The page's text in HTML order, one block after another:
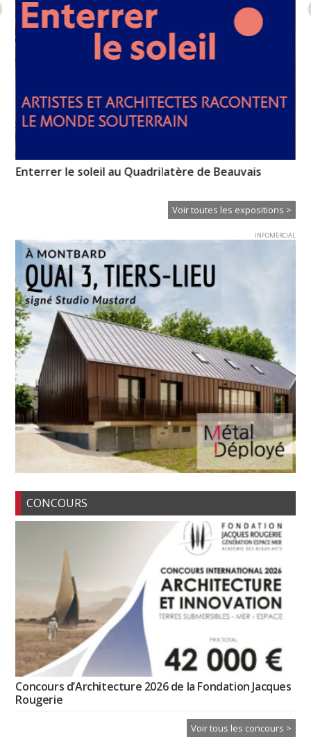
Enterrer le soleil au Quadrilatère de Beauvais
Voir toutes les expositions >
INFOMERCIAL
CONCOURS
Concours d’Architecture 2026 de la Fondation Jacques
Rougerie
Voir tous les concours >